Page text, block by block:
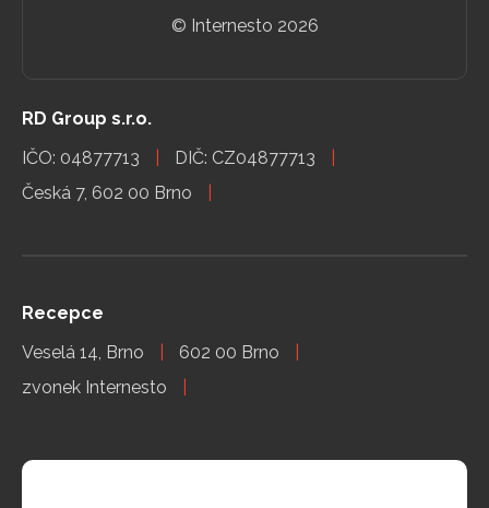
© Internesto 2026
RD Group s.r.o.
IČO: 04877713
DIČ: CZ04877713
Česká 7, 602 00 Brno
Recepce
Veselá 14, Brno
602 00 Brno
zvonek Internesto